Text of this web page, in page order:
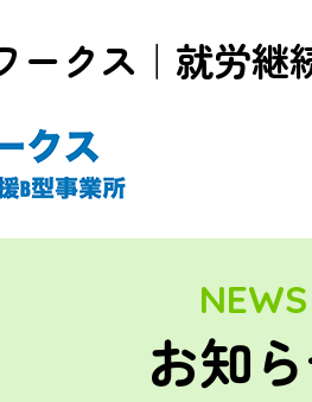
ークス｜就労継
NEWS
お知